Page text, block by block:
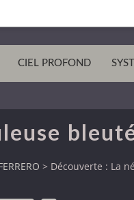
CIEL PROFOND
> Découverte : La